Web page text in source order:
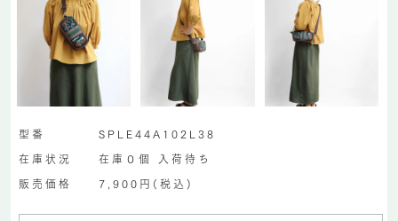
型番
SPLE44A102L38
在庫状況
在庫０個 入荷待ち
販売価格
7,900円(税込)